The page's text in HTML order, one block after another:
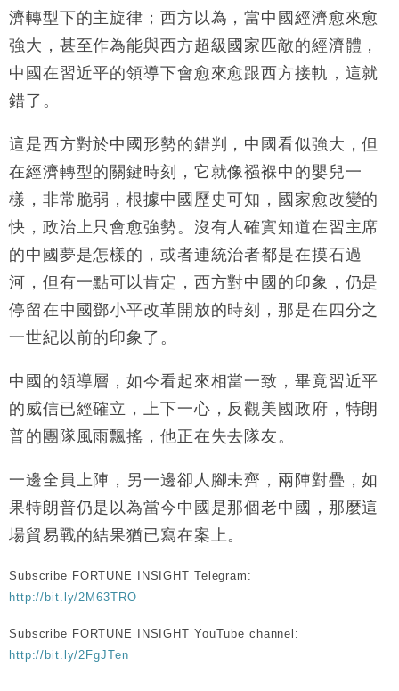
濟轉型下的主旋律；西方以為，當中國經濟愈來愈
強大，甚至作為能與西方超級國家匹敵的經濟體，
中國在習近平的領導下會愈來愈跟西方接軌，這就
錯了。
這是西方對於中國形勢的錯判，中國看似強大，但
在經濟轉型的關鍵時刻，它就像襁褓中的嬰兒一
樣，非常脆弱，根據中國歷史可知，國家愈改變的
快，政治上只會愈強勢。沒有人確實知道在習主席
的中國夢是怎樣的，或者連統治者都是在摸石過
河，但有一點可以肯定，西方對中國的印象，仍是
停留在中國鄧小平改革開放的時刻，那是在四分之
一世紀以前的印象了。
中國的領導層，如今看起來相當一致，畢竟習近平
的威信已經確立，上下一心，反觀美國政府，特朗
普的團隊風雨飄搖，他正在失去隊友。
一邊全員上陣，另一邊卻人腳未齊，兩陣對疊，如
果特朗普仍是以為當今中國是那個老中國，那麼這
場貿易戰的結果猶已寫在案上。
Subscribe FORTUNE INSIGHT Telegram:
http://bit.ly/2M63TRO
Subscribe FORTUNE INSIGHT YouTube channel:
http://bit.ly/2FgJTen